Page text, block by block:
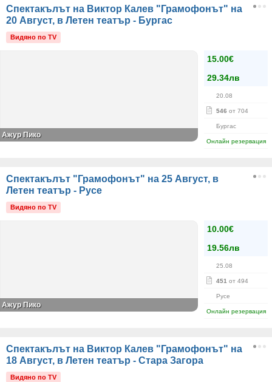
Спектакълът на Виктор Калев "Грамофонът" на
20 Август, в Летен театър - Бургас
Видяно по TV
15.00€
29.34лв
20.08
546 от 704
Бургас
Онлайн резервация
Ажур Пико
Спектакълът "Грамофонът" на 25 Август, в
Летен театър - Русе
Видяно по TV
10.00€
19.56лв
25.08
451 от 494
Русе
Онлайн резервация
Ажур Пико
Спектакълът на Виктор Калев "Грамофонът" на
18 Август, в Летен театър - Стара Загора
Видяно по TV